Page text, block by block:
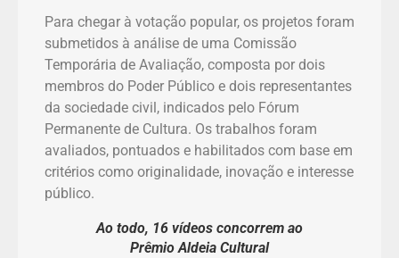
Para chegar à votação popular, os projetos foram
submetidos à análise de uma Comissão
Temporária de Avaliação, composta por dois
membros do Poder Público e dois representantes
da sociedade civil, indicados pelo Fórum
Permanente de Cultura. Os trabalhos foram
avaliados, pontuados e habilitados com base em
critérios como originalidade, inovação e interesse
público.
Ao todo, 16 vídeos concorrem ao
Prêmio Aldeia Cultural